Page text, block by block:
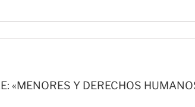
«MENORES Y DERECHOS